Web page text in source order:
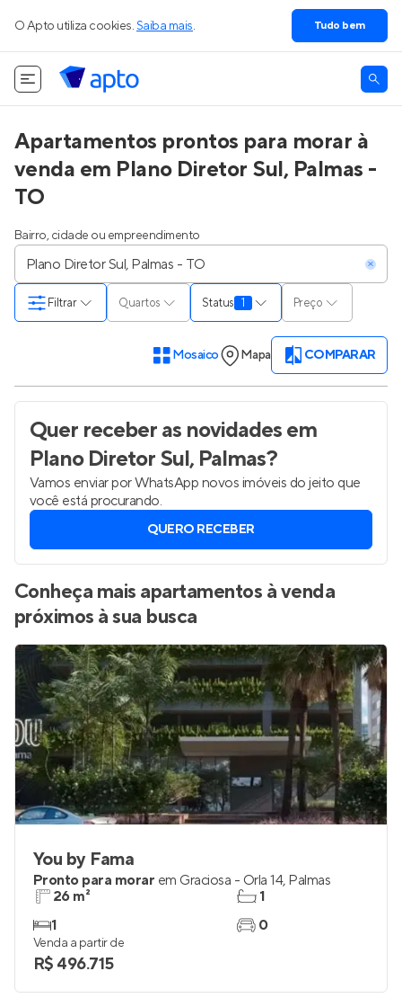
O Apto utiliza cookies. Saiba mais. Tudo bem
Apartamentos prontos para morar à
venda em Plano Diretor Sul, Palmas -
TO
Bairro, cidade ou empreendimento
Quartos Status 1 Preço
Filtrar
Mosaico Mapa COMPARAR
Quer receber as novidadesem
Plano Diretor Sul, Palmas?
Vamos enviar por WhatsApp novos imóveis do jeito que
você está procurando.
QUERO RECEBER
Conheça mais apartamentos à venda
próximos à sua busca
You by Fama
Pronto para morar em Graciosa - Orla 14, Palmas
26 m²
1
1
0
Venda a partir de
R$ 496.715